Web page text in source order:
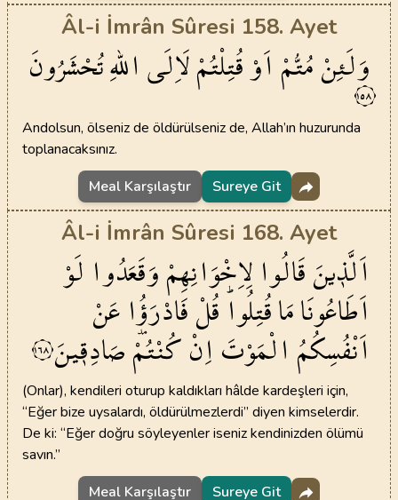
Âl-i İmrân Sûresi 158. Ayet
وَلَئِنْمُتُّمْ اَوْقُتِلْتُمْلَاِلَىاللّٰهِتُحْشَرُونَ ١٥٨
Andolsun, ölseniz de öldürülseniz de, Allah’ın huzurunda
toplanacaksınız.
Meal Karşılaştır
Sureye Git
Âl-i İmrân Sûresi 168. Ayet
اَلَّذ۪ينَقَالُوالِاِخْوَانِهِمْوَقَعَدُوا لَوْ
اَطَاعُونَامَاقُتِلُواۜقُلْفَادْرَؤُ۫اعَنْ
اَنْفُسِكُمُ الْمَوْتَاِنْكُنْتُمْصَادِق۪ينَ١٦٨
(Onlar), kendileri oturup kaldıkları hâlde kardeşleri için,
“Eğer bize uysalardı, öldürülmezlerdi” diyen kimselerdir.
De ki: “Eğer doğru söyleyenler iseniz kendinizden ölümü
savın.”
Meal Karşılaştır
Sureye Git